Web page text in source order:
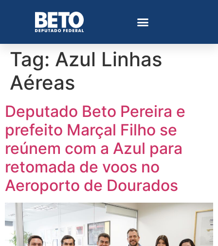
Tag: Azul Linhas
Aéreas
Deputado Beto Pereira e
prefeito Marçal Filho se
reúnem com a Azul para
retomada de voos no
Aeroporto de Dourados